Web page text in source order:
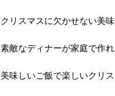
クリスマスに欠かせない美
素敵なディナーが家庭で作れ
美味しいご飯で楽しいクリ